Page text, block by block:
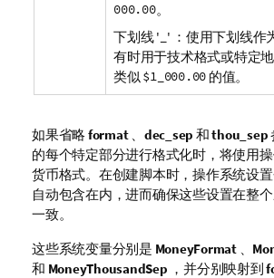
000.00。
下划线 ' ' ：使用下划线作
有时用于技术格式或特定
类似$1_000.00 的值。
如果省略format、 dec_sep 和thou_sep
的每个特定部分进行格式化时，将使用
货币格式。在创建脚本时，操作系统设
自动包含在内，进而确保这些设置在整
一致。
这些系统变量分别是 MoneyFormat、
和 MoneyThousandSep ，并分别映射到